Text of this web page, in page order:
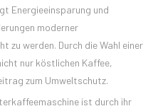
Energieeinsparung und
moderner
zu werden. Durch die Wahl einer
nur köstlichen Kaffee,
zum Umweltschutz.
ist durch ihr